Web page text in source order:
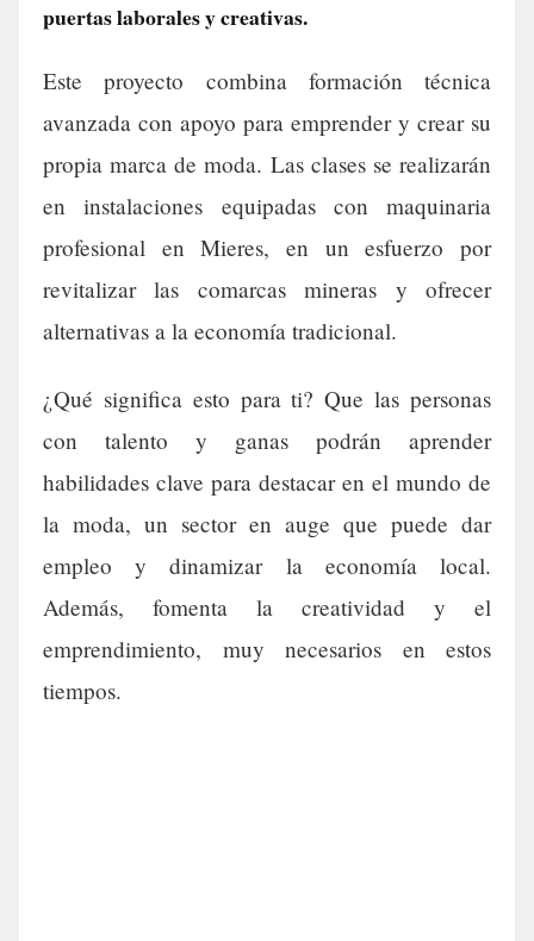
puertas laborales y creativas.
Este proyecto combina formación técnica
avanzada con apoyo para emprender y crear su
propia marca de moda. Las clases se realizarán
en instalaciones equipadas con maquinaria
profesional en Mieres, en un esfuerzo por
revitalizar las comarcas mineras y ofrecer
alternativas a la economía tradicional.
¿Qué significa esto para ti? Que las personas
con talento y ganas podrán aprender
habilidades clave para destacar en el mundo de
la moda, un sector en auge que puede dar
empleo y dinamizar la economía local.
Además, fomenta la creatividad y el
emprendimiento, muy necesarios en estos
tiempos.